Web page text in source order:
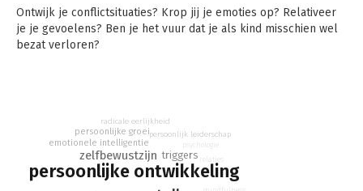
Ontwijk je conflictsituaties? Krop jij je emoties op? Relativeer
je je gevoelens? Ben je het vuur dat je als kind misschien wel
bezat verloren?
ook boosheid is een emotie die het verdient om gevoeld en
geuit te worden. Sterker nog, er zit veel moois in. Maar je
speelt wel met vuur, dus het is belangrijk dat je weet wat je
doet: laat het vuur niet exploderen of naar binnen slaan!
persoonlijke ontwikkeling
zelfbewustzijn triggers
emotionele intelligentie
persoonlijke groei
radicale eerlijkheid
persoonlijk leiderschap
relaties